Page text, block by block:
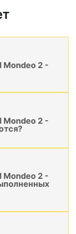
Mondeo 2 -
Mondeo 2 -
Mondeo 2 -